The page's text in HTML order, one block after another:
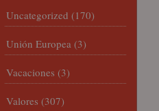
Uncategorized (170)
Unión Europea (3)
Vacaciones (3)
Valores (307)